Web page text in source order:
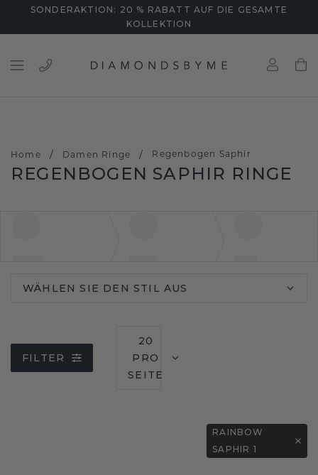
SONDERAKTION: 20 % RABATT AUF DIE GESAMTE
KOLLEKTION
Home / Damen Ringe / Regenbogen Saphir
REGENBOGEN SAPHIR RINGE
WÄHLEN SIE DEN STIL AUS
FILTER
20
PRO
SEITE
RAINBOW
SAPHIR 1